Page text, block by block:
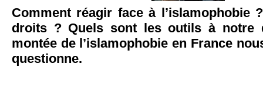
Comment réagir face à l’islamophobie
droits ? Quels sont les outils à notre
montée de l’islamophobie en France
questionne.